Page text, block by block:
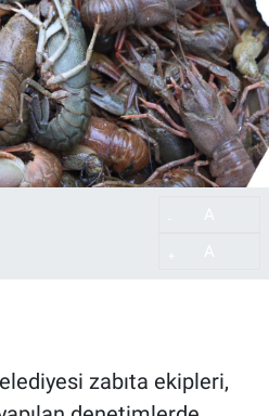
zabıta ekipleri,